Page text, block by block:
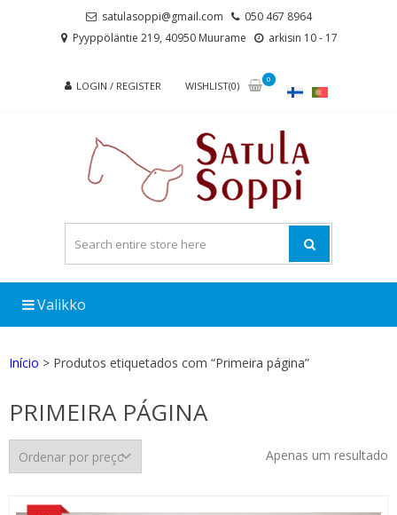
satulasoppi@gmail.com
050 467 8964
Pyyppöläntie 219, 40950 Muurame
arkisin 10 - 17
LOGIN / REGISTER WISHLIST(0)
0
Valikko
Início > Produtos etiquetados com “Primeira página”
PRIMEIRA PÁGINA
Apenas um resultado